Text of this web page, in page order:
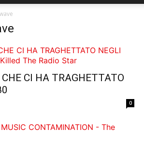
CI HA TRAGHETTATO
0